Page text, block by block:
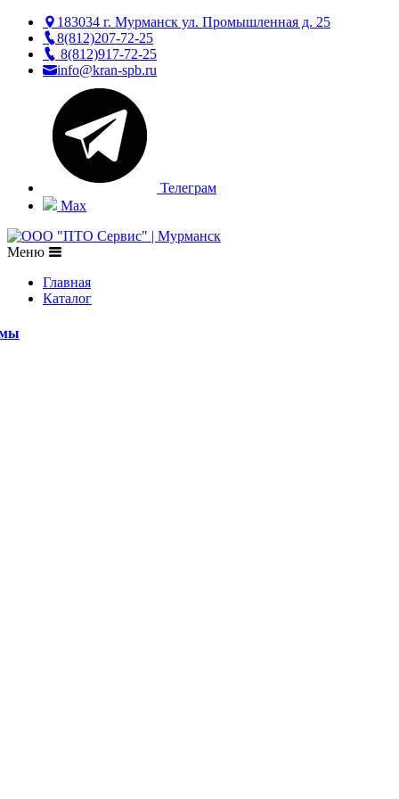
183034 г. Мурманск ул. Промышленная д. 25
8(812)207-72-25
8(812)917-72-25
info@kran-spb.ru
Телеграм
Max
Меню
Главная
Каталог